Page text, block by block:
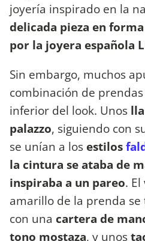
joyería inspirado en la
delicada pieza en
por la joyera española
Sin embargo, muchos
combinación de
inferior del look. Unos
palazzo, siguiendo con
se unían a los estilos
la cintura se ataba de
inspiraba a un pareo.
amarillo de la prenda
con una cartera de
tono mostaza, y unos